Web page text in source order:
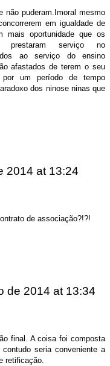
não puderam.Imoral mesmo
em igualdade de
mais oportunidade que os
prestaram serviço no
ao serviço do ensino
afastados de terem o seu
um período de tempo
dos ninose ninas que
2014 at 13:24
de associação?!?!
de 2014 at 13:34
final. A coisa foi composta
seria conveniente a
retificação.